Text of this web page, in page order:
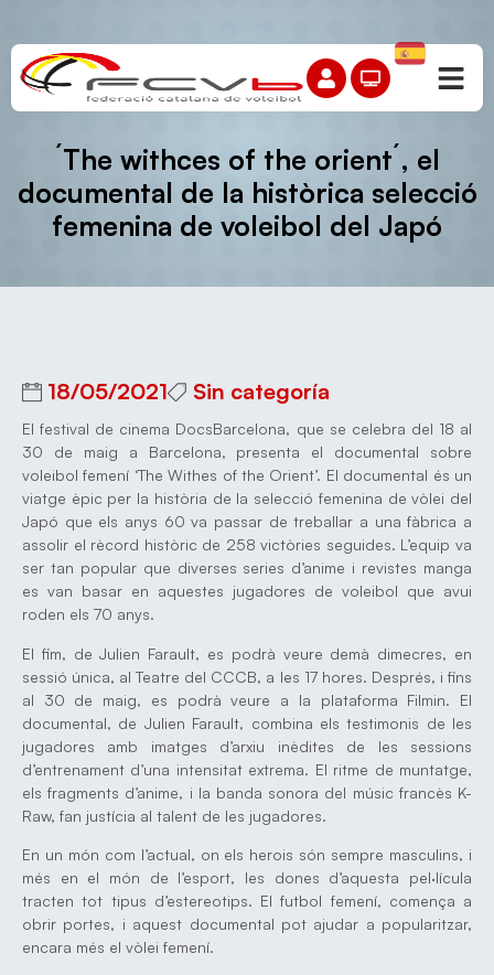
´The withces of the orient´, el
documental de la històrica selecció
femenina de voleibol del Japó
18/05/2021 Sin categoría
El festival de cinema DocsBarcelona, que se celebra del 18 al
30 de maig a Barcelona, presenta el documental sobre
voleibol femení ‘The Withes of the Orient’. El documental és un
viatge èpic per la història de la selecció femenina de vòlei del
Japó que els anys 60 va passar de treballar a una fàbrica a
assolir el rècord històric de 258 victòries seguides. L’equip va
ser tan popular que diverses series d’anime i revistes manga
es van basar en aquestes jugadores de voleibol que avui
roden els 70 anys.
El fim, de Julien Farault, es podrà veure demà dimecres, en
sessió única, al Teatre del CCCB, a les 17 hores. Després, i fins
al 30 de maig, es podrà veure a la plataforma Filmin. El
documental, de Julien Farault, combina els testimonis de les
jugadores amb imatges d’arxiu inèdites de les sessions
d’entrenament d’una intensitat extrema. El ritme de muntatge,
els fragments d’anime, i la banda sonora del músic francès K-
Raw, fan justícia al talent de les jugadores.
En un món com l’actual, on els herois són sempre masculins, i
més en el món de l’esport, les dones d’aquesta pel·lícula
tracten tot tipus d’estereotips. El futbol femení, comença a
obrir portes, i aquest documental pot ajudar a popularitzar,
encara més el vòlei femení.